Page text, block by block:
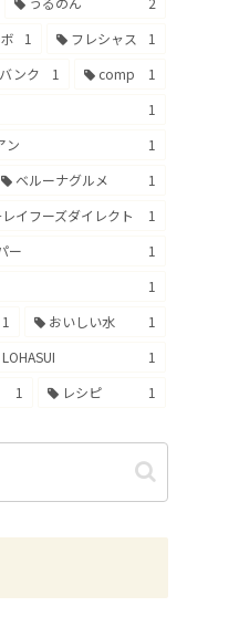
1 フレシャス
1
ンク 1 comp
1
1
ン
1
ベルーナグルメ
1
イフーズダイレクト
1
ー
1
1
1 おいしい水
1
LOHASUI
1
1 レシピ 1